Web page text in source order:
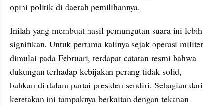
opini politik di daerah pemilihannya.
Inilah yang membuat hasil pemungutan suara ini lebih
signifikan. Untuk pertama kalinya sejak operasi militer
dimulai pada Februari, terdapat catatan resmi bahwa
dukungan terhadap kebijakan perang tidak solid,
bahkan di dalam partai presiden sendiri. Sebagian dari
keretakan ini tampaknya berkaitan dengan tekanan